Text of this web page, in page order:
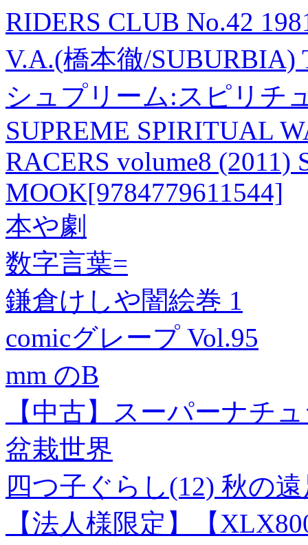
RIDERS CLUB No.42
V.A.(橋本徹/SUBURBIA)
シュプリーム:スピリチ
SUPREME SPIRITUAL
RACERS volume8 (2011)
MOOK[9784779611544]
本や劇
数字言葉=
鎌倉けしや闇絵巻 1
comicグレープ Vol.95
mm のB
【中古】スーパーナチ
盆栽世界
四つ子ぐらし(12) 秋の
【法人様限定】【